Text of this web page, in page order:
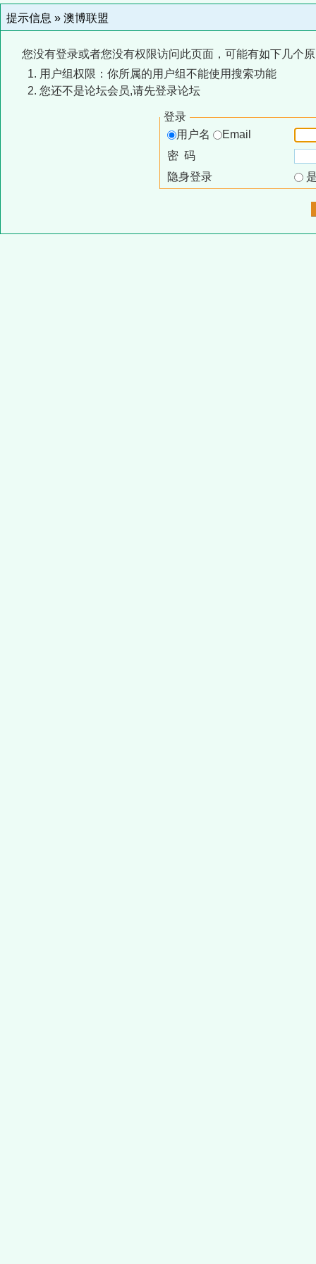
提示信息 » 澳博联盟
您没有登录或者您没有权限访问此页面，可能有如下几个
用户组权限：你所属的用户组不能使用搜索功能
您还不是论坛会员,请先登录论坛
登录
用户名
Email
密 码
隐身登录